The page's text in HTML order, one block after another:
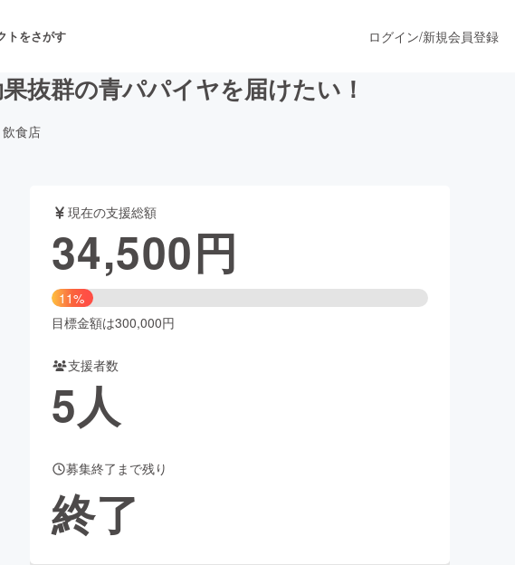
トをさがす
パフォーマンス
飲食店 ファッション
漫画
ィー・ヘルスケア
ティ
ログイン/新規会員登録
抜群の青パパイヤを届けたい！
食店
現在の支援総額
34,500円
11%
目標金額は300,000円
支援者数
5人
募集終了まで残り
終了